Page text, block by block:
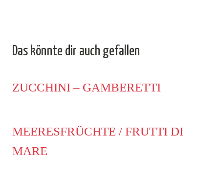
Das könnte dir auch gefallen
ZUCCHINI – GAMBERETTI
MEERESFRÜCHTE / FRUTTI DI
MARE